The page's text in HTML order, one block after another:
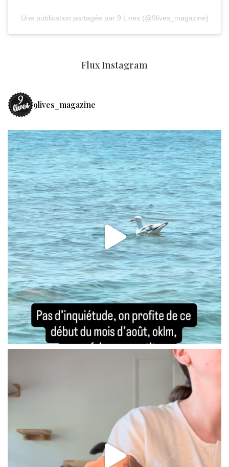
Une publication partagée par 9 Lives (@9lives_magazine)
Flux Instagram
9lives_magazine